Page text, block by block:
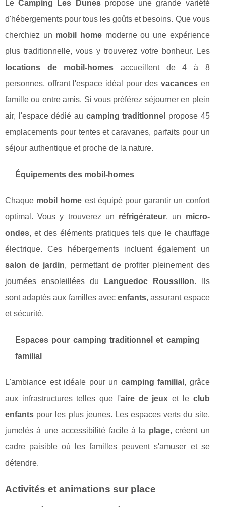
LeCamping Les Dunespropose une grande variété
d'hébergements pour tous les goûts et besoins. Que vous
cherchiez un mobil homemoderne ou une expérience
plus traditionnelle, vous y trouverez votre bonheur. Les
locations de mobil-homes accueillent de 4 à 8
personnes, offrant l'espace idéal pour des vacancesen
famille ou entre amis. Si vous préférez séjourner en plein
air, l'espace dédié au camping traditionnel
propose 45
emplacements pour tentes et caravanes, parfaits pour un
séjour authentique et proche de la nature.
Équipements des mobil-homes
Chaque mobil home est équipé pour garantir un confort
optimal. Vous y trouverez un réfrigérateur, un micro-
ondes, et des éléments pratiques tels que le chauffage
électrique. Ces hébergements incluent également un
salon de jardin, permettant de profiter pleinement des
journées ensoleillées du
Languedoc Roussillon. Ils
sont adaptés aux familles avecenfants, assurant espace
et sécurité.
Espaces pour camping traditionnel et camping
familial
L'ambiance est idéale pour un camping familial , grâce
aux infrastructures telles que l'aire de jeux et le club
enfants pour les plus jeunes. Les espaces verts du site,
jumelés à une accessibilité facile à la plage, créent un
cadre paisible où les familles peuvent s'amuser et se
détendre.
Activités et animations sur place